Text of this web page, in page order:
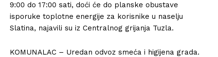
9:00 do 17:00 sati, doći će do planske obustave
isporuke toplotne energije za korisnike u naselju
Slatina, najavili su iz Centralnog grijanja Tuzla.
KOMUNALAC – Uredan odvoz smeća i higijena grada.